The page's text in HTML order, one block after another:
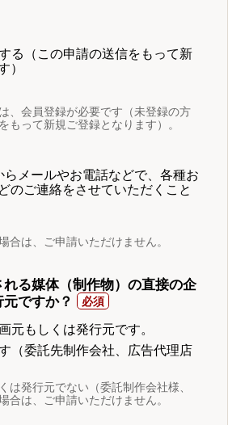
る（この申請の送信をもって新
）
、会員登録が必要です（未登録の方
もって新規ご登録となります）。
らメールやお電話などで、各種お
のご連絡をさせていただくこと
合は、ご申請いただけません。
れる媒体（制作物）の直接の企
ですか？
元もしくは発行元です。
（委託先制作会社、広告代理店
は発行元でない（委託制作会社様、
合は、ご申請いただけません。